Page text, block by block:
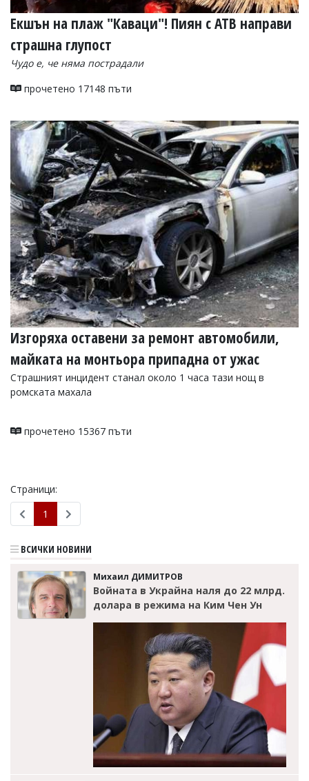
Eкшън на плаж "Каваци"! Пиян с АТВ направи
страшна глупост
Чудо е, че няма пострадали
прочетено 17148 пъти
Изгоряха оставени за ремонт автомобили,
майката на монтьора припадна от ужас
Страшният инцидент станал около 1 часа тази нощ в
ромската махала
прочетено 15367 пъти
Страници:
1
ВСИЧКИ НОВИНИ
Михаил ДИМИТРОВ
Войната в Украйна наля до 22 млрд.
долара в режима на Ким Чен Ун